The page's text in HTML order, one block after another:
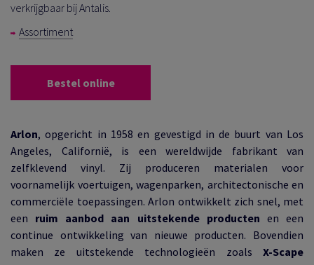
verkrijgbaar bij Antalis.
Assortiment
Bestel online
Arlon, opgericht in 1958 en gevestigd in de buurt van Los
Angeles, Californië, is een wereldwijde fabrikant van
zelfklevend vinyl. Zij produceren materialen voor
voornamelijk voertuigen, wagenparken, architectonische en
commerciële toepassingen. Arlon ontwikkelt zich snel, met
een ruim aanbod aan uitstekende producten en een
continue ontwikkeling van nieuwe producten. Bovendien
maken ze uitstekende technologieën zoals X-Scape